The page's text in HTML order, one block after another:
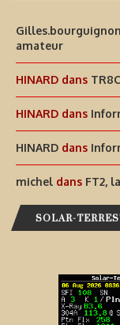
Gilles.bourguignon
amateur
HINARD dans
HINARD dans
HINARD dans
michel dans FT2,
SOLAR-